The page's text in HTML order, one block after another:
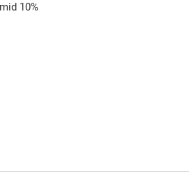
10%